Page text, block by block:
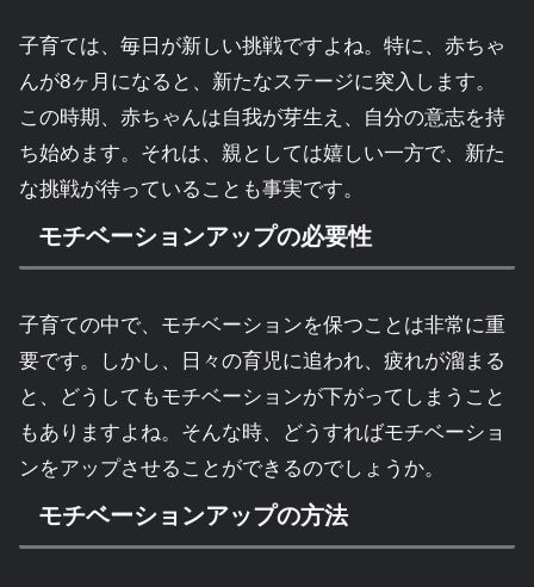
子育ては、毎日が新しい挑戦ですよね。特に、赤ちゃ
んが8ヶ月になると、新たなステージに突入します。
この時期、赤ちゃんは自我が芽生え、自分の意志を持
ち始めます。それは、親としては嬉しい一方で、新た
な挑戦が待っていることも事実です。
モチベーションアップの必要性
子育ての中で、モチベーションを保つことは非常に重
要です。しかし、日々の育児に追われ、疲れが溜まる
と、どうしてもモチベーションが下がってしまうこと
もありますよね。そんな時、どうすればモチベーショ
ンをアップさせることができるのでしょうか。
モチベーションアップの方法